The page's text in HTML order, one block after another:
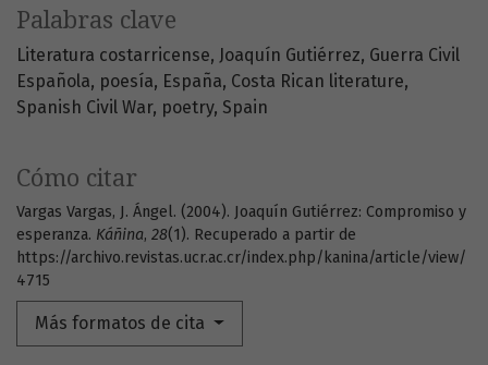
Palabras clave
Literatura costarricense Joaquín Gutiérrez Guerra Civil
Española poesía España Costa Rican literature
Spanish Civil War poetry Spain
Cómo citar
Vargas Vargas, J. Ángel. (2004). Joaquín Gutiérrez: Compromiso y
esperanza. Káñina, 28(1). Recuperado a partir de
https://archivo.revistas.ucr.ac.cr/index.php/kanina/article/view/
4715
Más formatos de cita